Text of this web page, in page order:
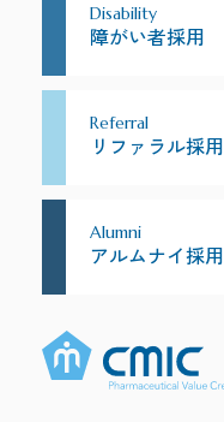
Disability
障がい者採用
Referral
リファラル採用
Alumni
アルムナイ採用